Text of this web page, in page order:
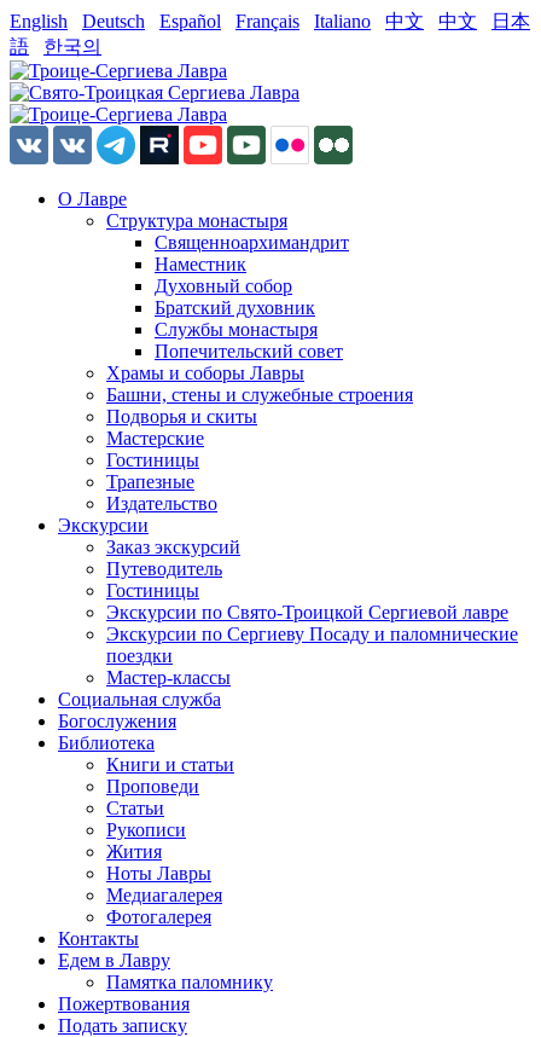
English Deutsch Español Français Italiano 中文 中文
日本
語
한국의
О Лавре
Структура монастыря
Священноархимандрит
Наместник
Духовный собор
Братский духовник
Службы монастыря
Попечительский совет
Храмы и соборы Лавры
Башни, стены и служебные строения
Подворья и скиты
Мастерские
Гостиницы
Трапезные
Издательство
Экскурсии
Заказ экскурсий
Путеводитель
Гостиницы
Экскурсии по Свято-Троицкой Сергиевой лавре
Экскурсии по Сергиеву Посаду и паломнические
поездки
Мастер-классы
Социальная служба
Богослужения
Библиотека
Книги и статьи
Проповеди
Статьи
Рукописи
Жития
Ноты Лавры
Медиагалерея
Фотогалерея
Контакты
Едем в Лавру
Памятка паломнику
Пожертвования
Подать записку